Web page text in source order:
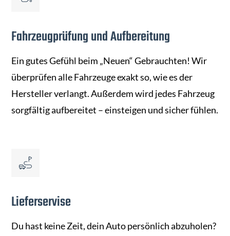
Fahrzeugprüfung und Aufbereitung
Ein gutes Gefühl beim „Neuen“ Gebrauchten! Wir
überprüfen alle Fahrzeuge exakt so, wie es der
Hersteller verlangt. Außerdem wird jedes Fahrzeug
sorgfältig aufbereitet – einsteigen und sicher fühlen.
Lieferservise
Du hast keine Zeit, dein Auto persönlich abzuholen?